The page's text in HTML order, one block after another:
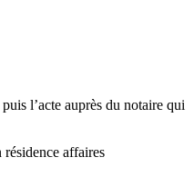
l’acte auprès du notaire qui